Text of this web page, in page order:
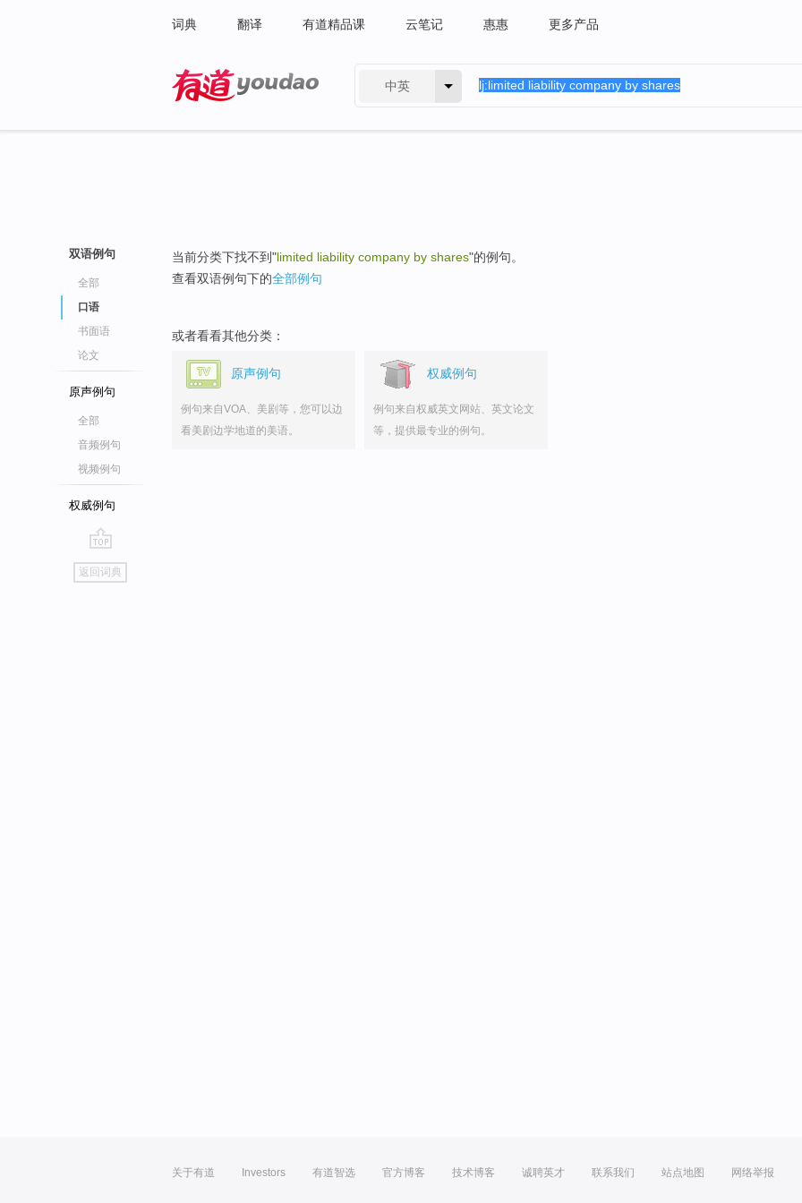
词典 翻译 有道精品课 云笔记 惠惠 更多产品
中英
双语例句
全部
口语
书面语
论文
原声例句
全部
音频例句
视频例句
权威例句
go
top
返回词典
当前分类下找不到"limited liability company by shares"的例句。
查看双语例句下的全部例句
或者看看其他分类：
原声例句
例句来自VOA、美剧等，您可以边
看美剧边学地道的美语。
权威例句
例句来自权威英文网站、英文论文
等，提供最专业的例句。
关于有道 Investors 有道智选 官方博客 技术博客 诚聘英才 联系我们 站点地图 网络举报